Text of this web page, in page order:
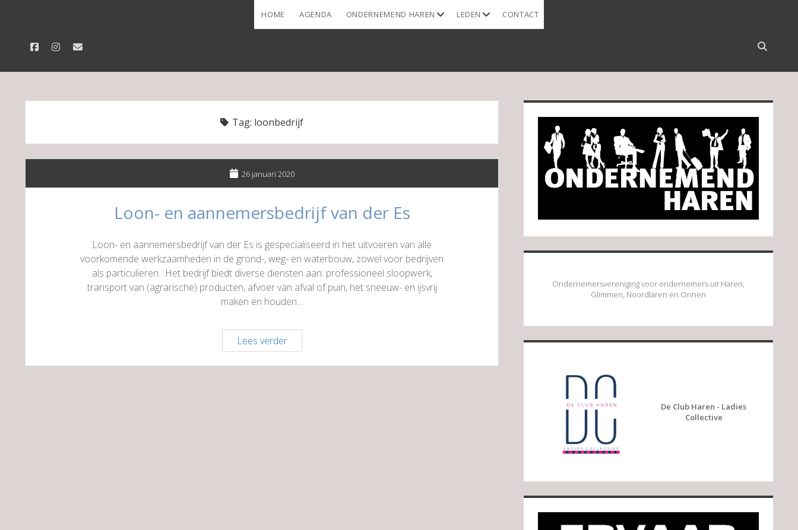
facebookinstagram
email
Open
bar
HOME AGENDA ONDERNEMEND HAREN open
menu
LEDEN open
menu
CONTACT
Tag: loonbedrijf
26 januari 2020
Loon- en aannemersbedrijf van der Es
Loon- en aannemersbedrijf van der Es is gespecialiseerd in het uitvoeren van alle
voorkomende werkzaamheden in de grond-, weg- en waterbouw, zowel voor bedrijven
als particulieren. Het bedrijf biedt diverse diensten aan: professioneel sloopwerk,
transport van (agrarische) producten, afvoer van afval of puin, het sneeuw- en ijsvrij
maken en houden…
Lees verderLoon-
en
aannemersbedrijf
Sidebar
Ondernemersvereniging voor ondernemers uit Haren,
Glimmen, Noordlaren en Onnen
De Club Haren - Ladies
Collective